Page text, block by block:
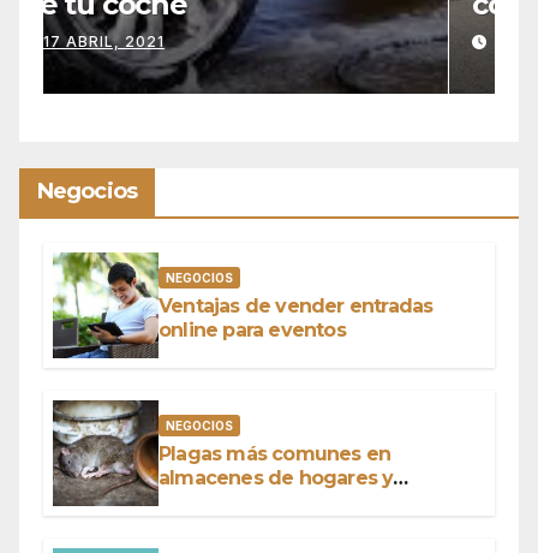
9 SEPTIEMBRE, 2020
Negocios
NEGOCIOS
Ventajas de vender entradas
online para eventos
NEGOCIOS
Plagas más comunes en
almacenes de hogares y